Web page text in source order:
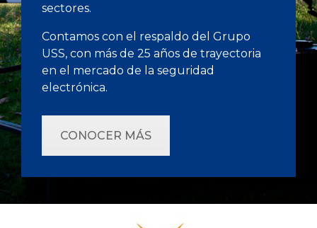
sectores.
Contamos con el respaldo del Grupo
USS, con más de 25 años de trayectoria
en el mercado de la seguridad
electrónica.
CONOCER MÁS